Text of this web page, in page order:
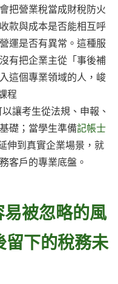
把營業稅當成財稅防火
款與成本是否能相互呼
運是否有異常。這種服
有把企業主從「事後補
這個專業領域的人，峻
程
讓考生從法規、申報、
礎；當學生準備記帳士
伸到真實企業場景，就
客戶的專業底盤。
被忽略的風
留下的稅務未